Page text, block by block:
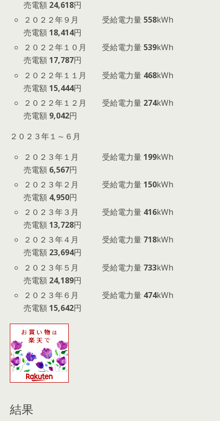
売電額 24,618円
２０２２年９月 受給電力量 558kWh
売電額 18,414円
２０２２年１０月 受給電力量 539kWh
売電額 17,787円
２０２２年１１月 受給電力量 468kWh
売電額 15,444円
２０２２年１２月 受給電力量 274kWh
売電額 9,042円
２０２３年１～６月
２０２３年１月 受給電力量 199kWh
売電額 6,567円
２０２３年２月 受給電力量 150kWh
売電額 4,950円
２０２３年３月 受給電力量 416kWh
売電額 13,728円
２０２３年４月 受給電力量 718kWh
売電額 23,694円
２０２３年５月 受給電力量 733kWh
売電額 24,189円
２０２３年６月 受給電力量 474kWh
売電額 15,642円
結果